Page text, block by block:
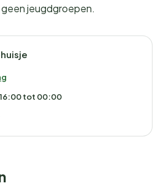
jeugdgroepen.
tot 00:00